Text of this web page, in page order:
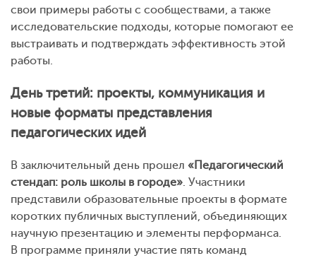
свои примеры работы с сообществами, а также
исследовательские подходы, которые помогают ее
выстраивать и подтверждать эффективность этой
работы.
День третий: проекты, коммуникация и
новые форматы представления
педагогических идей
В заключительный день прошел «Педагогический
стендап: роль школы в городе». Участники
представили образовательные проекты в формате
коротких публичных выступлений, объединяющих
научную презентацию и элементы перформанса.
В программе приняли участие пять команд